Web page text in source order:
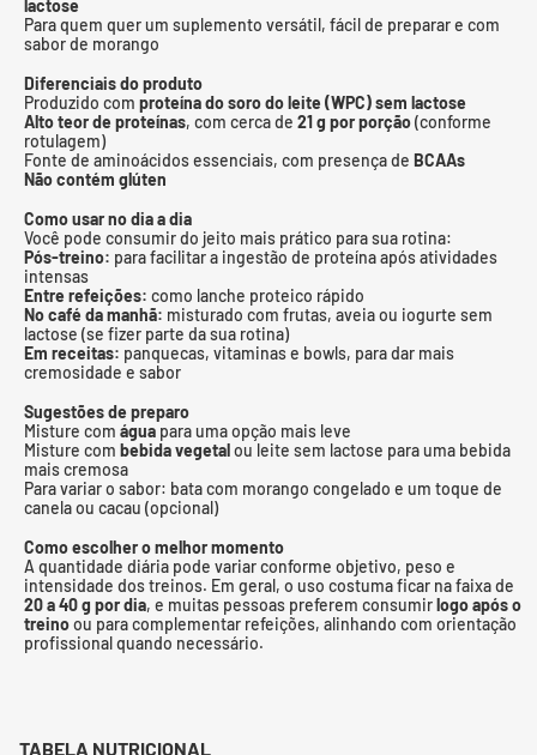
lactose
Para quem quer um suplemento versátil, fácil de preparar e com
sabor de morango
Diferenciais do produto
Produzido com proteína do soro do leite (WPC) sem lactose
Alto teor de proteínas, com cerca de 21 g por porção(conforme
rotulagem)
Fonte de aminoácidos essenciais, com presença de BCAAs
Não contém glúten
Como usar no dia a dia
Você pode consumir do jeito mais prático para sua rotina:
Pós-treino: para facilitar a ingestão de proteína após atividades
intensas
Entre refeições: como lanche proteico rápido
No café da manhã: misturado com frutas, aveia ou iogurte sem
lactose (se fizer parte da sua rotina)
Em receitas: panquecas, vitaminas e bowls, para dar mais
cremosidade e sabor
Sugestões de preparo
Misture com água para uma opção mais leve
Misture com bebida vegetalou leite sem lactose para uma bebida
mais cremosa
Para variar o sabor: bata com morango congelado e um toque de
canela ou cacau (opcional)
Como escolher o melhor momento
A quantidade diária pode variar conforme objetivo, peso e
intensidade dos treinos. Em geral, o uso costuma ficar na faixa de
20 a 40 g por dia, e muitas pessoas preferem consumirlogo após o
treinoou para complementar refeições, alinhando com orientação
profissional quando necessário.
TABELA NUTRICIONAL